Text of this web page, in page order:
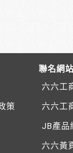
策
聯名網站
六六工
六六工
JB產品
六六黃